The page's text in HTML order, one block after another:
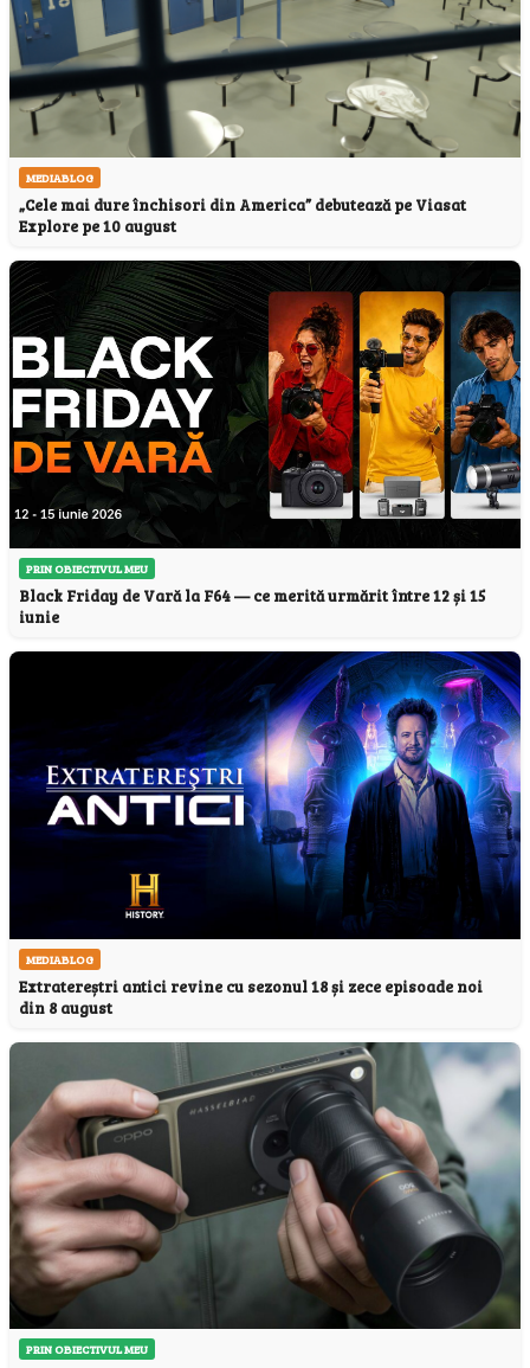
MEDIABLOG
„Cele mai dure închisori din America” debutează pe Viasat
Explore pe 10 august
PRIN OBIECTIVUL MEU
Black Friday de Vară la F64 — ce merită urmărit între 12 și 15
iunie
MEDIABLOG
Extratereștri antici revine cu sezonul 18 și zece episoade noi
din 8 august
PRIN OBIECTIVUL MEU